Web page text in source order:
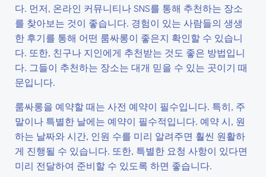
다. 먼저, 온라인 커뮤니티나 SNS를 통해 추천하는 장소
를 찾아보는 것이 좋습니다. 경험이 있는 사람들의 생생
한 후기를 통해 어떤 룸싸롱이 좋은지 확인할 수 있습니
다. 또한, 친구나 지인에게 추천받는 것도 좋은 방법입니
다. 그들이 추천하는 장소는 대개 믿을 수 있는 곳이기 때
문입니다.
룸싸롱을 예약할 때는 사전 예약이 필수입니다. 특히, 주
말이나 특별한 날에는 예약이 필수적입니다. 예약 시, 원
하는 날짜와 시간, 인원 수를 미리 알려주면 훨씬 원활하
게 진행될 수 있습니다. 또한, 특별한 요청 사항이 있다면
미리 전달하여 준비할 수 있도록 하면 좋습니다.